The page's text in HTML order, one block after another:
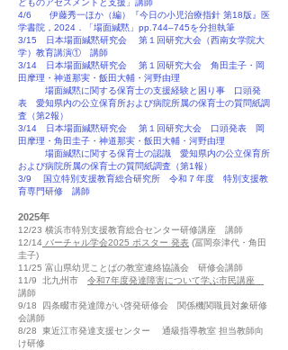
どものアセスメントと支援」講師
4/6 伊藤秀一ほか（編）『今日の小児治療指針 第18版』医
学書院，2024．「場面緘黙」pp.744–745を分担執筆
3/15 日本場面緘黙研究会 第１回研究大会（西南女学院大
学）教育講演① 講師
3/14 日本場面緘黙研究会 第１回研究大会 角田圭子・岡
田摩理・神道那実・飯田大輔・河野由理
場面緘黙に関する保育士の支援経験と困り事 口頭発
表 愛知県内の公立保育所および病院所属の保育士の質問紙調
査（第2報）
3/14 日本場面緘黙研究会 第１回研究大会 口頭発表 岡
田摩理・角田圭子・神道那実・飯田大輔・河野由理
場面緘黙に関する保育士の認識 愛知県内の公立保育所
および病院所属の保育士の質問紙調査（第1報）
3/9 国立特別支援教育総合研究所 令和７年度 特別支援教
育専門研修 講師
2025年
12/23 横浜市特別支援教育総合センター研修講座 講師
12/14 バーチャル学会2025 ポスター 発表 (冨岡奈津代・角田
圭子)
11/25 富山県幼児ことばの教室連絡協議会 研修会講師
11/9 北九州市 令和7年度発達障害について学ぶ市民講座
講師
9/18 四条畷市発達障がい啓発研修会 関係機関職員対象研修
会講師
8/28 東近江市発達支援センター 通級指導教室 担当教師向
け研修